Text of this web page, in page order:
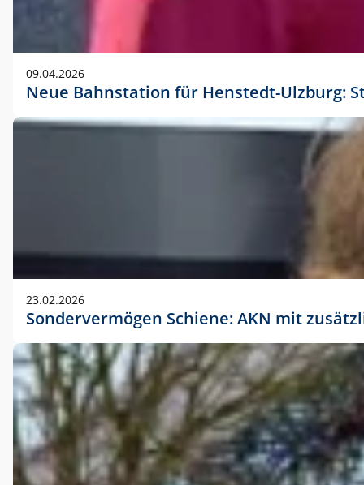
09.04.2026
Neue Bahnstation für Henstedt-Ulzburg:
23.02.2026
Sondervermögen Schiene: AKN mit